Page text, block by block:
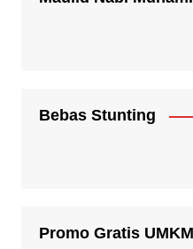
Bebas Stunting
Promo Gratis